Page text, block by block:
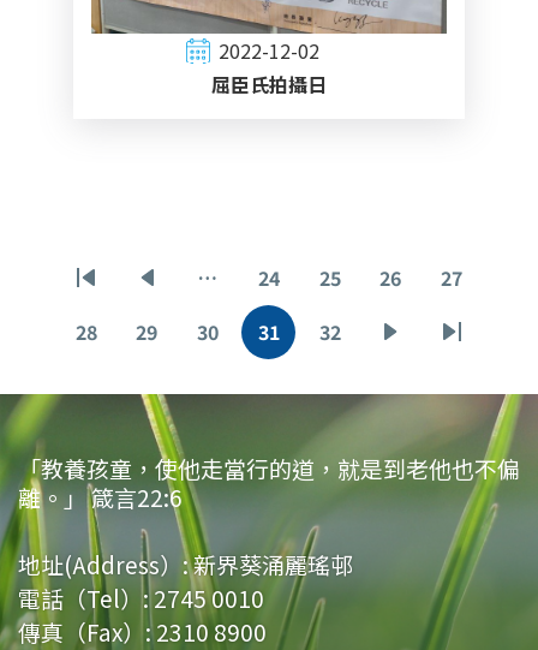
2022-12-02
屈臣氏拍攝日
Pagination
First
page
Previous
page
…
頁
面
24
頁
面
25
頁
面
26
頁
面
27
頁
28
頁
29
頁
30
目
31
頁
32
Last
「教養孩童，使他走當行的道，就是到老他也不偏
離。」 箴言22:6
地址(Address）:新界葵涌麗瑤邨
電話（Tel）:2745 0010
傳真（Fax）:2310 8900